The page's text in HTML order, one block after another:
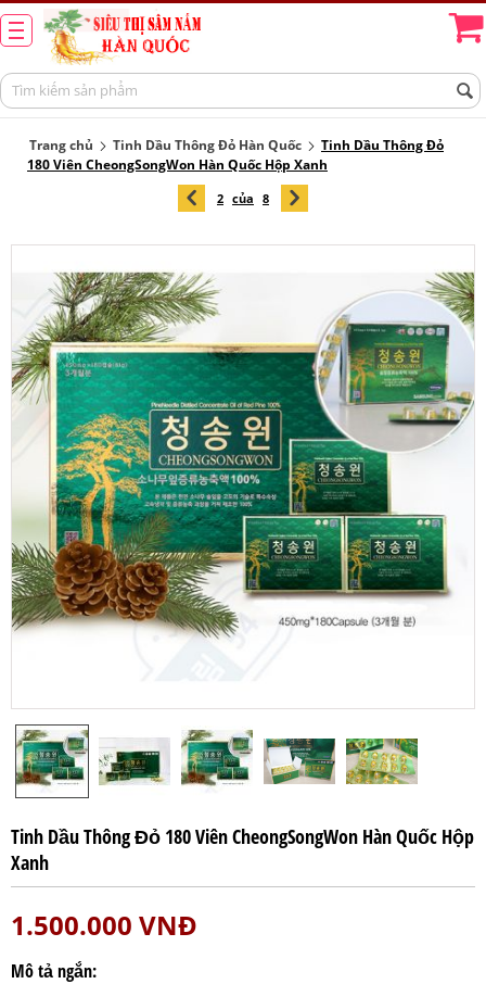
Trang chủ Tinh Dầu Thông Đỏ Hàn Quốc
Tinh Dầu Thông Đỏ
180 Viên CheongSongWon Hàn Quốc Hộp Xanh
2 của 8
Tinh Dầu Thông Đỏ 180 Viên CheongSongWon Hàn Quốc Hộp
Xanh
1.500.000 VNĐ
Mô tả ngắn: